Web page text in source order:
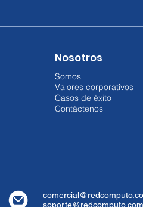
Nosotros
Somos
Valores corporativos
Casos de éxito
Contáctenos